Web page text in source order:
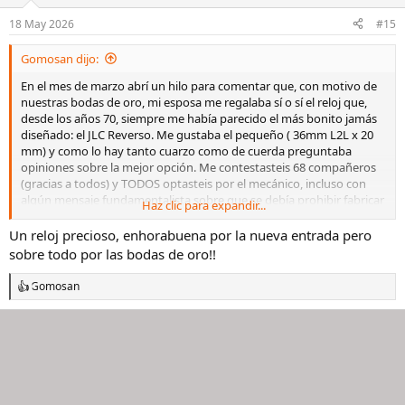
e
s
18 May 2026 #15
Gomosan dijo:
En el mes de marzo abrí un hilo para comentar que, con motivo de
nuestras bodas de oro, mi esposa me regalaba sí o sí el reloj que,
desde los años 70, siempre me había parecido el más bonito jamás
diseñado: el JLC Reverso. Me gustaba el pequeño ( 36mm L2L x 20
mm) y como lo hay tanto cuarzo como de cuerda preguntaba
opiniones sobre la mejor opción. Me contestasteis 68 compañeros
(gracias a todos) y TODOS optasteis por el mecánico, incluso con
algún mensaje fundamentalista sobre que se debía prohibir fabricar
ese reloj con cuarzo. Fui a la tienda de JLC en Madrid para probarme
el reloj pero incluso para mí, que soy de relojes pequeños, me
pareció muy pequeño: solo son 20 mm de ancho. De manera que
me probé el siguiente tamaño (40 mm L2L). Perfecto. Y ese fue el
que mi esposa me regaló. En la tienda de JLC, cuando fui a
recogerlo, al saber que era un regalo por las bodas de oro tuvieron
el detalle de regalarnos una botella de champagne francés y un
Haz clic para expandir...
Un reloj precioso, enhorabuena por la nueva entrada pero
sobre todo por las bodas de oro!!
R
e
Gomosan